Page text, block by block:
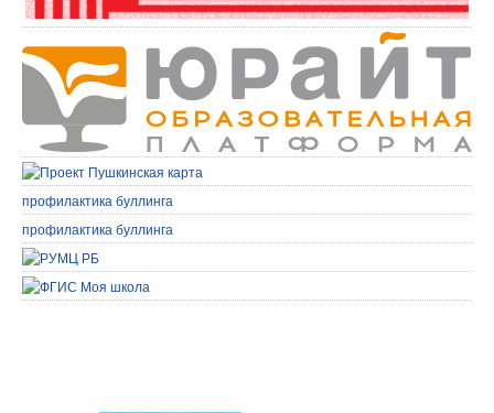
профилактика буллинга
профилактика буллинга